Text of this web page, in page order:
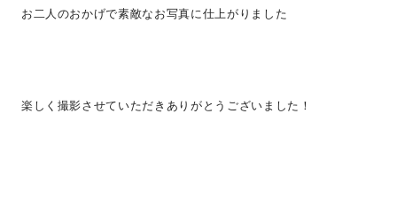
お二人のおかげで素敵なお写真に仕上がりました
楽しく撮影させていただきありがとうございました！